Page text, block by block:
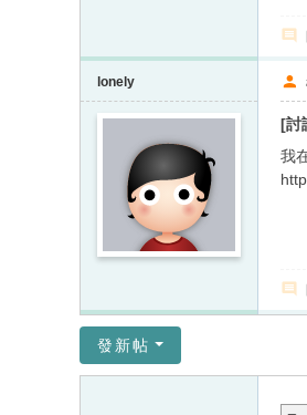
lonely
[討
我
發新帖